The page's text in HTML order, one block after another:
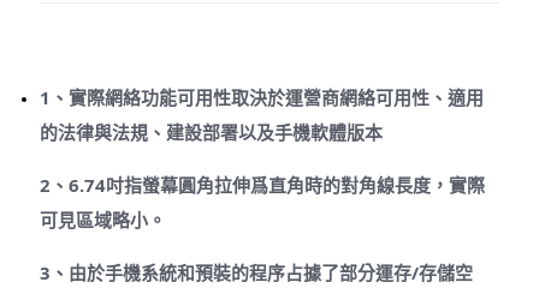
1、實際網絡功能可用性取決於運營商網絡可用性、適用
的法律與法規、建設部署以及手機軟體版本
2、6.74吋指螢幕圓角拉伸爲直角時的對角線長度，實際
可見區域略小。
3、由於手機系統和預裝的程序占據了部分運存/存儲空